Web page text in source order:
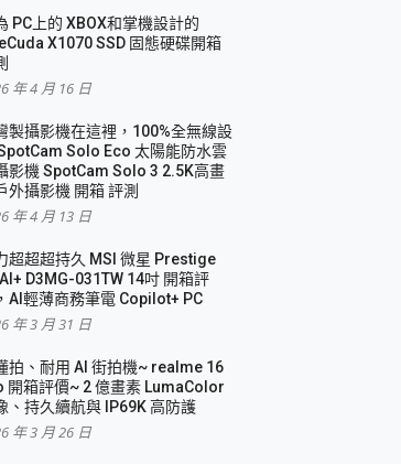
箱 評測
充電器 開箱 評測
體
PC上的 XBOX和掌機設計的
X1070 SSD 固態硬碟開箱
年 4 月 16 日
製攝影機在這裡，100%全無線設
Solo Eco 太陽能防水雲
影機 SpotCam Solo 3 2.5K高畫
外攝影機 開箱 評測
年 4 月 13 日
超超超持久 MSI 微星 Prestige
D3MG-031TW 14吋 開箱評
AI輕薄商務筆電 Copilot+ PC
年 3 月 31 日
拍、耐用 AI 街拍機~ realme 16
開箱評價~ 2 億畫素 LumaColor
、持久續航與 IP69K 高防護
年 3 月 26 日